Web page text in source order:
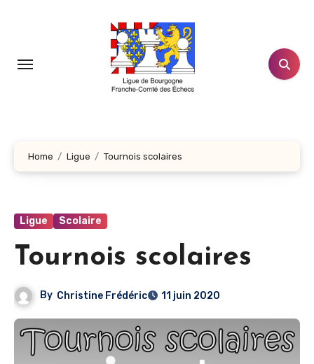
principal
Home Ligue Tournois scolaires
Ligue Scolaire
Tournois scolaires
By Christine Frédéric 11 juin 2020